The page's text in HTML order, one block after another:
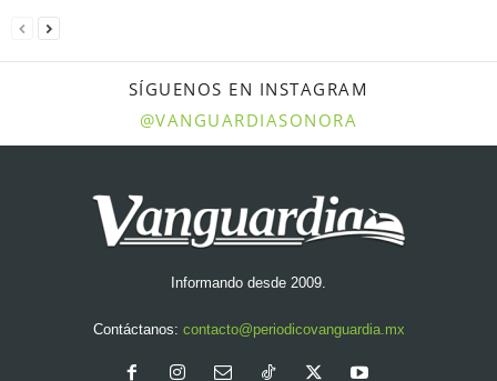
SÍGUENOS EN INSTAGRAM
@VANGUARDIASONORA
Informando desde 2009.
Contáctanos: contacto@periodicovanguardia.mx